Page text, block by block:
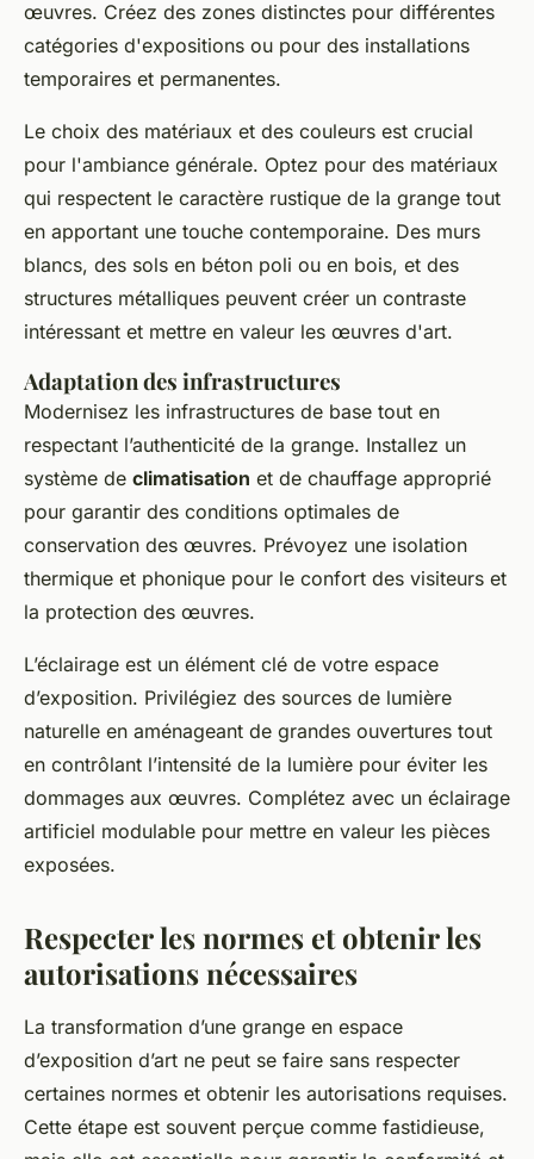
œuvres. Créez des zones distinctes pour différentes
catégories d'expositions ou pour des installations
temporaires et permanentes.
Le choix des matériaux et des couleurs est crucial
pour l'ambiance générale. Optez pour des matériaux
qui respectent le caractère rustique de la grange tout
en apportant une touche contemporaine. Des murs
blancs, des sols en béton poli ou en bois, et des
structures métalliques peuvent créer un contraste
intéressant et mettre en valeur les œuvres d'art.
Adaptation des infrastructures
Modernisez les infrastructures de base tout en
respectant l’authenticité de la grange. Installez un
système de climatisation et de chauffage approprié
pour garantir des conditions optimales de
conservation des œuvres. Prévoyez une isolation
thermique et phonique pour le confort des visiteurs et
la protection des œuvres.
L’éclairage est un élément clé de votre espace
d’exposition. Privilégiez des sources de lumière
naturelle en aménageant de grandes ouvertures tout
en contrôlant l’intensité de la lumière pour éviter les
dommages aux œuvres. Complétez avec un éclairage
artificiel modulable pour mettre en valeur les pièces
exposées.
Respecter les normes et obtenir les
autorisations nécessaires
La transformation d’une grange en espace
d’exposition d’art ne peut se faire sans respecter
certaines normes et obtenir les autorisations requises.
Cette étape est souvent perçue comme fastidieuse,